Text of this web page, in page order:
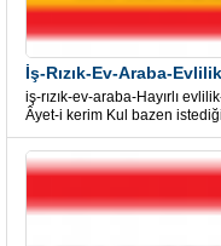
iş-rızık-ev-araba-Hayırlı
Âyet-i kerim Kul bazen